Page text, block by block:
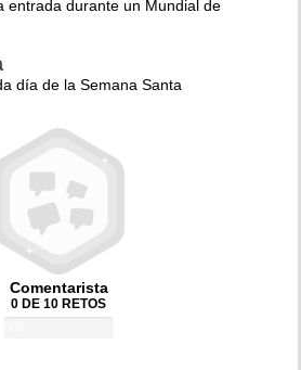
entrada durante un Mundial de
día de la Semana Santa
Comentarista
0 DE 10 RETOS